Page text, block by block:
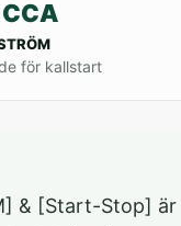
för kallstart
& [Start-Stop]